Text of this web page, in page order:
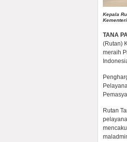
Kepala
TANA
(Rutan)
meraih
Rutan